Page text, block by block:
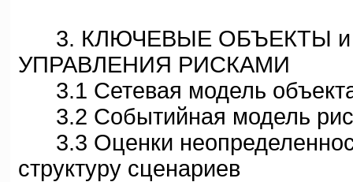
3. КЛЮЧЕВЫЕ ОБЪЕКТЫ и
УПРАВЛЕНИЯ РИСКАМИ
3.1 Сетевая модель
3.2 Событийная модель
3.3 Оценки
структуру сценариев